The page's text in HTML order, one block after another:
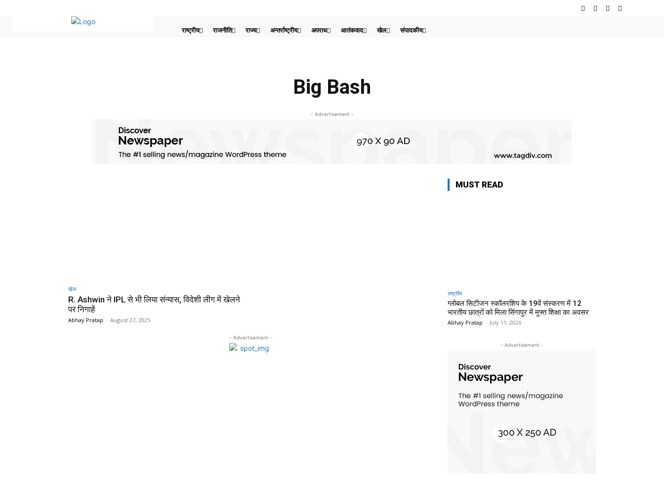
राष्ट्रीय राजनीति राज्य अन्तर्राष्ट्रीय अपराध आतंकवाद खेल संपादकीय
Big Bash
- Advertisement -
खेल
R. Ashwin ने IPL से भी लिया संन्यास, विदेशी लीग में खेलने
पर निगाहें
Abhay Pratap - August 27, 2025
- Advertisement -
MUST READ
राष्ट्रीय
ग्लोबल सिटीजन स्कॉलरशिप के 19वें संस्करण में 12
भारतीय छात्रों को मिला सिंगापुर में मुफ्त शिक्षा का अवसर
Abhay Pratap - July 11, 2026
- Advertisement -